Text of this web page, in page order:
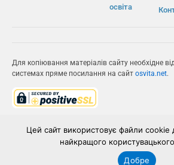
освіта
Для копіювання матеріалів сайту необхідне
системах пряме посилання на сайт osvita.net.
ІВС «ОСВІТА»
Цей сайт використовує файли cookie
найкращого
Добре